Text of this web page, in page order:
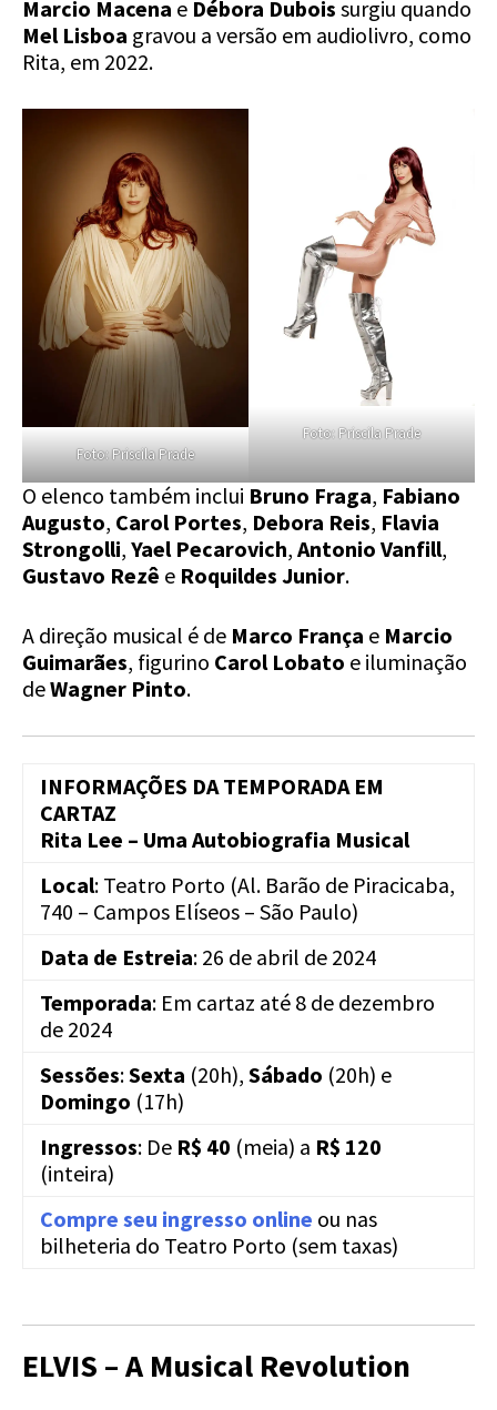
Marcio Macena e Débora Dubois surgiu quando
Mel Lisboa gravou a versão em audiolivro, como
Rita, em 2022.
Foto: Priscila Prade
Foto: Priscila Prade
O elenco também inclui Bruno Fraga, Fabiano
Augusto, Carol Portes, Debora Reis, Flavia
Strongolli, Yael Pecarovich, Antonio Vanfill,
Gustavo Rezê e Roquildes Junior.
A direção musical é de Marco França e Marcio
Guimarães, figurino Carol Lobato e iluminação
deWagner Pinto.
INFORMAÇÕES DA TEMPORADA EM
CARTAZ
Rita Lee – Uma Autobiografia Musical
Local: Teatro Porto (Al. Barão de Piracicaba,
740 – Campos Elíseos – São Paulo)
Data de Estreia: 26 de abril de 2024
Temporada: Em cartaz até 8 de dezembro
de 2024
Sessões:Sexta (20h), Sábado (20h) e
Domingo (17h)
Ingressos: De R$ 40 (meia) a R$ 120
(inteira)
Compre seu ingresso online ou nas
bilheteria do Teatro Porto (sem taxas)
ELVIS – A Musical Revolution